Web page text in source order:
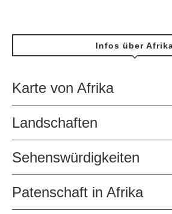
Infos über
Karte von Afrika
Landschaften
Sehenswürdigkeiten
Patenschaft in Afrika